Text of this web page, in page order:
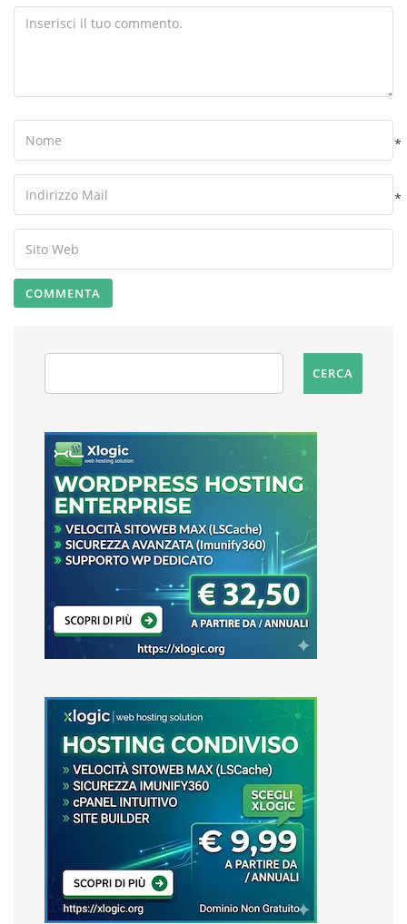
Comment
*
Your
Email
*
Your
Website